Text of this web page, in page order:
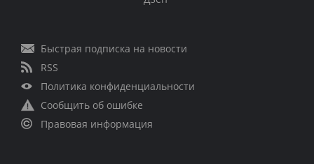
Быстрая подписка на новости
RSS
Политика конфиденциальности
Сообщить об ошибке
Правовая информация